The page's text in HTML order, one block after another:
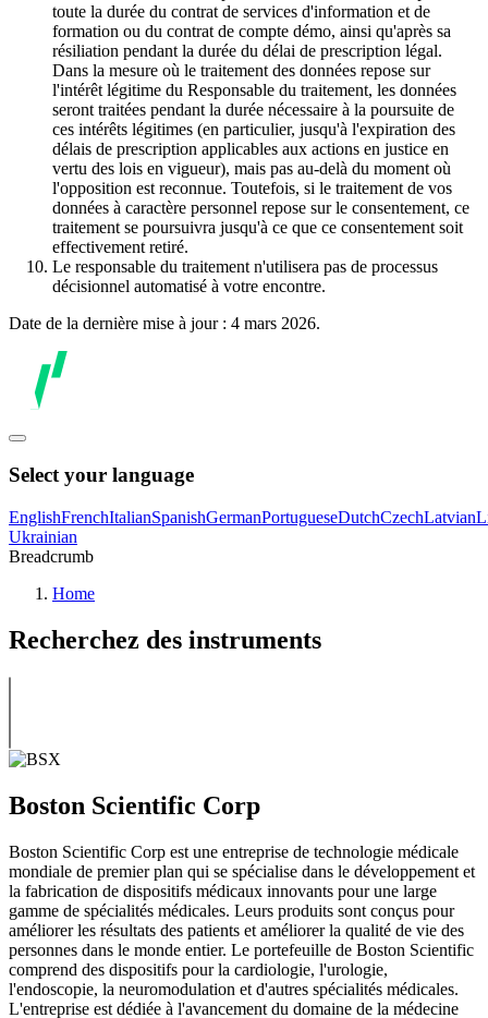
toute la durée du contrat de services d'information et de
formation ou du contrat de compte démo, ainsi qu'après sa
résiliation pendant la durée du délai de prescription légal.
Dans la mesure où le traitement des données repose sur
l'intérêt légitime du Responsable du traitement, les données
seront traitées pendant la durée nécessaire à la poursuite de
ces intérêts légitimes (en particulier, jusqu'à l'expiration des
délais de prescription applicables aux actions en justice en
vertu des lois en vigueur), mais pas au-delà du moment où
l'opposition est reconnue. Toutefois, si le traitement de vos
données à caractère personnel repose sur le consentement, ce
traitement se poursuivra jusqu'à ce que ce consentement soit
effectivement retiré.
Le responsable du traitement n'utilisera pas de processus
décisionnel automatisé à votre encontre.
Date de la dernière mise à jour : 4 mars 2026.
Select your language
EnglishFrenchItalianSpanishGermanPortugueseDutchCzechLatvian
Ukrainian
Breadcrumb
Home
Recherchez des instruments
Boston Scientific Corp
Boston Scientific Corp est une entreprise de technologie médicale
mondiale de premier plan qui se spécialise dans le développement et
la fabrication de dispositifs médicaux innovants pour une large
gamme de spécialités médicales. Leurs produits sont conçus pour
améliorer les résultats des patients et améliorer la qualité de vie des
personnes dans le monde entier. Le portefeuille de Boston Scientific
comprend des dispositifs pour la cardiologie, l'urologie,
l'endoscopie, la neuromodulation et d'autres spécialités médicales.
L'entreprise est dédiée à l'avancement du domaine de la médecine